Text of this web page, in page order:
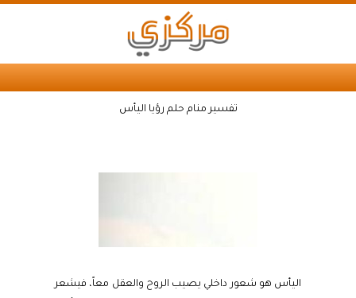
تفسير منام حلم رؤيا اليأس
اليأس هو شعور داخلي يصيب الروح والعقل معاً، فيشعر